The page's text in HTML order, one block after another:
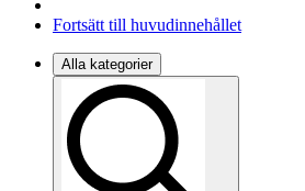
Fortsätt till huvudinnehållet
Alla kategorier